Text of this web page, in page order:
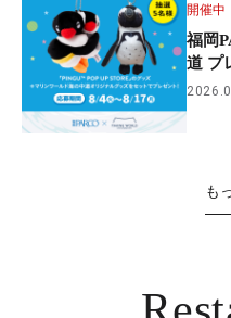
開催中
福岡
道 プ
も